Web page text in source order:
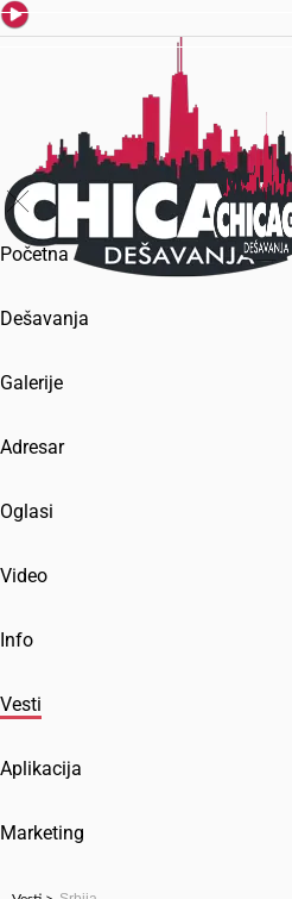
Početna
Dešavanja
Galerije
Adresar
Oglasi
Video
Info
Vesti
Aplikacija
Marketing